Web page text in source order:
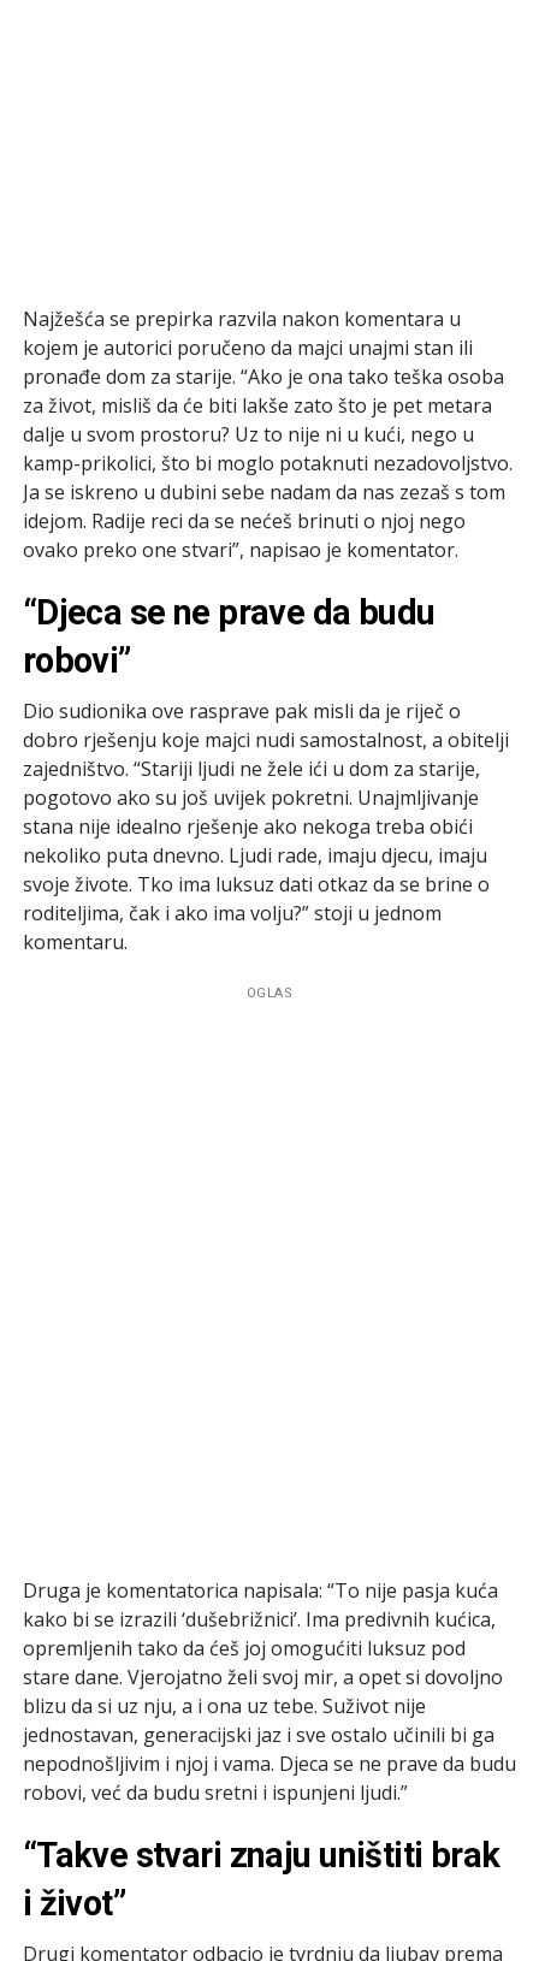
Najžešća se prepirka razvila nakon komentara u
kojem je autorici poručeno da majci unajmi stan ili
pronađe dom za starije. “Ako je ona tako teška osoba
za život, misliš da će biti lakše zato što je pet metara
dalje u svom prostoru? Uz to nije ni u kući, nego u
kamp-prikolici, što bi moglo potaknuti nezadovoljstvo.
Ja se iskreno u dubini sebe nadam da nas zezaš s tom
idejom. Radije reci da se nećeš brinuti o njoj nego
ovako preko one stvari”, napisao je komentator.
“Djeca se ne prave da budu
robovi”
Dio sudionika ove rasprave pak misli da je riječ o
dobro rješenju koje majci nudi samostalnost, a obitelji
zajedništvo. “Stariji ljudi ne žele ići u dom za starije,
pogotovo ako su još uvijek pokretni. Unajmljivanje
stana nije idealno rješenje ako nekoga treba obići
nekoliko puta dnevno. Ljudi rade, imaju djecu, imaju
svoje živote. Tko ima luksuz dati otkaz da se brine o
roditeljima, čak i ako ima volju?” stoji u jednom
komentaru.
OGLAS
Druga je komentatorica napisala: “To nije pasja kuća
kako bi se izrazili ‘dušebrižnici’. Ima predivnih kućica,
opremljenih tako da ćeš joj omogućiti luksuz pod
stare dane. Vjerojatno želi svoj mir, a opet si dovoljno
blizu da si uz nju, a i ona uz tebe. Suživot nije
jednostavan, generacijski jaz i sve ostalo učinili bi ga
nepodnošljivim i njoj i vama. Djeca se ne prave da budu
robovi, već da budu sretni i ispunjeni ljudi.”
“Takve stvari znaju uništiti brak
i život”
Drugi komentator odbacio je tvrdnju da ljubav prema